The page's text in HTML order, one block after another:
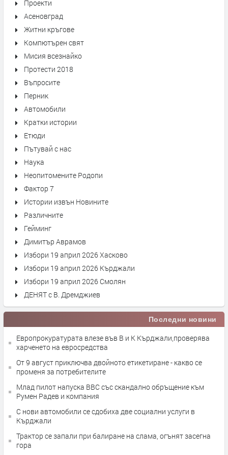
Проекти
Асеновград
Житни кръгове
Компютърен свят
Мисия всезнайко
Протести 2018
Въпросите
Перник
Автомобили
Кратки истории
Етюди
Пътувай с нас
Наука
Неопитомените Родопи
Фактор 7
Истории извън Новините
Различните
Гейминг
Димитър Аврамов
Избори 19 април 2026 Хасково
Избори 19 април 2026 Кърджали
Избори 19 април 2026 Смолян
ДЕНЯТ с В. Дремджиев
Последни новини
Европрокуратурата влезе във В и К Кърджали,проверява
харченето на евросредства
От 9 август приключва двойното етикетиране - какво се
променя за потребителите
Млад пилот напуска ВВС със скандално обръщение към
Румен Радев и компания
С нови автомобили се сдобиха две социални услуги в
Кърджали
Трактор се запали при балиране на слама, огънят засегна
гора